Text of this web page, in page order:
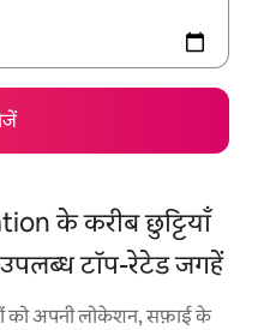
के करीब छुट्टियाँ
टॉप-रेटेड जगहें
को अपनी लोकेशन, सफ़ाई के